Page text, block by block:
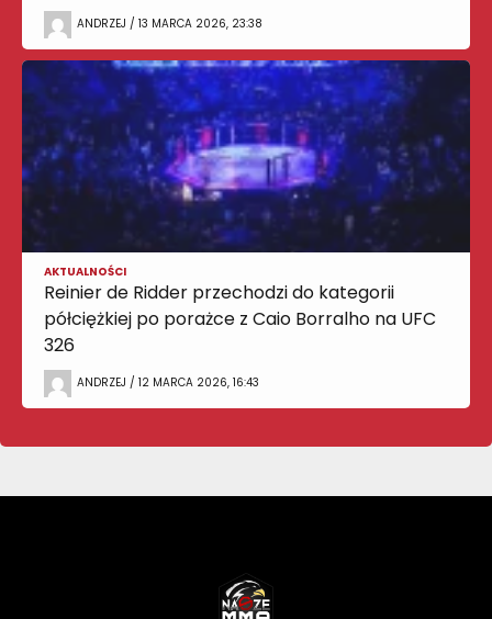
ANDRZEJ / 13 MARCA 2026, 23:38
AKTUALNOŚCI
Reinier de Ridder przechodzi do kategorii
półciężkiej po porażce z Caio Borralho na UFC
326
ANDRZEJ / 12 MARCA 2026, 16:43